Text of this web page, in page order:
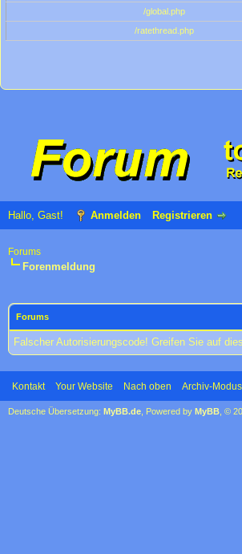
/global.php
/ratethread.php
Hallo, Gast! Anmelden Registrieren
Forums
Forenmeldung
Forums
Falscher Autorisierungscode! Greifen Sie auf
Kontakt Your Website Nach oben Archiv-Modus
Deutsche Übersetzung: MyBB.de , Powered by MyBB , ©